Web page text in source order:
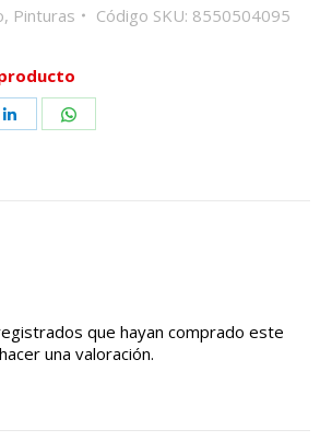
, Pinturas Código SKU: 8550504095
Share
que hayan comprado este
una valoración.